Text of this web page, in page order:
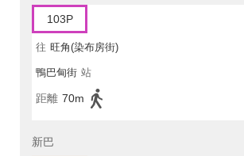
103P
往 旺角(染布房街)
鴨巴甸街 站
距離 70m
新巴